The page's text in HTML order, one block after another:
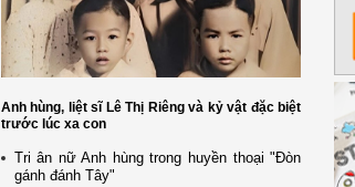
Anh hùng, liệt sĩ Lê Thị Riêng và kỷ vật đặc biệt
trước lúc xa con
Tri ân nữ Anh hùng trong huyền thoại "Đòn
gánh đánh Tây"